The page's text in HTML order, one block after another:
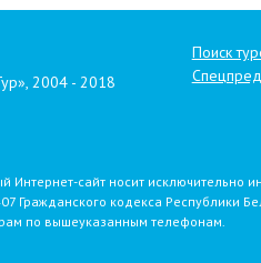
2004 - 2018
Поиск
сайт носит исключительно
Гражданского кодекса Республики
по вышеуказанным телефонам.